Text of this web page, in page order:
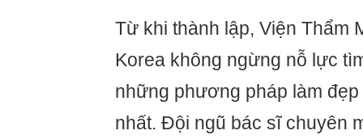
Từ khi thành lập, Viện Thẩm
Korea không ngừng nỗ lực
những phương pháp làm
nhất. Đội ngũ bác sĩ chuyên